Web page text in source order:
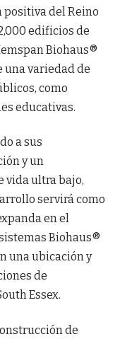
del Reino
edificios de
Biohaus®
una variedad de
como
educativas.
a sus
y un
vida ultra bajo,
servirá como
en el
Biohaus®
una ubicación y
de
Essex.
de